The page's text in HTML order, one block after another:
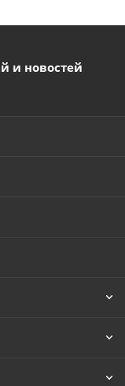
и новостей